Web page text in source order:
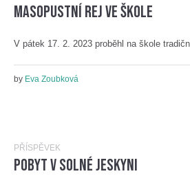
Masopustní rej ve škole
V pátek 17. 2. 2023 proběhl na škole
by Eva Zoubková
PŘÍSPĚVEK
Pobyt v solné jeskyni